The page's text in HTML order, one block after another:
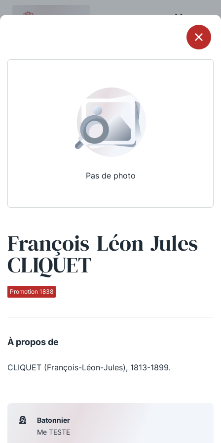
Menu
Pas de photo
François-Léon-Jules
CLIQUET
Promotion 1838
À propos de
CLIQUET (François-Léon-Jules), 1813-1899.
Batonnier
Me TESTE
Qui sommes-nous ?
La Conférence
La Conférence de Renfort
La défense pénale
Le Concours de la Conférence
La Petite Conférence